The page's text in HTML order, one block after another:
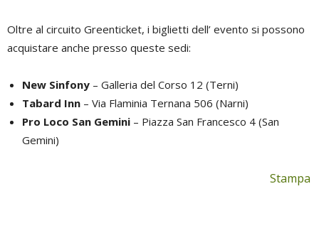
Oltre al circuito Greenticket, i biglietti dell’ evento si possono
acquistare anche presso queste sedi:
New Sinfony – Galleria del Corso 12 (Terni)
Tabard Inn – Via Flaminia Ternana 506 (Narni)
Pro Loco San Gemini – Piazza San Francesco 4 (San
Gemini)
Stampa